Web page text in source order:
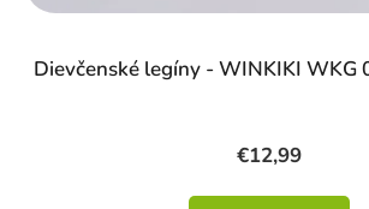
Dievčenské legíny - WINKIKI WKG
€12,99